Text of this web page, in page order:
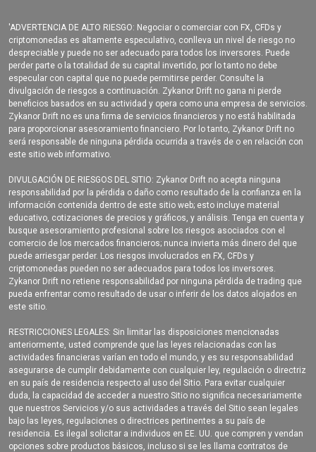
'ADVERTENCIA DE ALTO RIESGO: Negociar o comerciar con FX, CFDs y
criptomonedas es altamente especulativo, conlleva un nivel de riesgo no
despreciable y puede no ser adecuado para todos los inversores. Puede
perder parte o la totalidad de su capital invertido, por lo tanto no debe
especular con capital que no puede permitirse perder. Consulte la
divulgación de riesgos a continuación. Zykanor Drift no gana ni pierde
beneficios basados en su actividad y opera como una empresa de servicios.
Zykanor Drift no es una firma de servicios financieros y no está habilitada
para proporcionar asesoramiento financiero. Por lo tanto, Zykanor Drift no
será responsable de ninguna pérdida ocurrida a través de o en relación con
este sitio web informativo.
DIVULGACIÓN DE RIESGOS DEL SITIO: Zykanor Drift no acepta ninguna
responsabilidad por la pérdida o daño como resultado de la confianza en la
información contenida dentro de este sitio web; esto incluye material
educativo, cotizaciones de precios y gráficos, y análisis. Tenga en cuenta y
busque asesoramiento profesional sobre los riesgos asociados con el
comercio de los mercados financieros; nunca invierta más dinero del que
puede arriesgar perder. Los riesgos involucrados en FX, CFDs y
criptomonedas pueden no ser adecuados para todos los inversores.
Zykanor Drift no retiene responsabilidad por ninguna pérdida de trading que
pueda enfrentar como resultado de usar o inferir de los datos alojados en
este sitio.
RESTRICCIONES LEGALES: Sin limitar las disposiciones mencionadas
anteriormente, usted comprende que las leyes relacionadas con las
actividades financieras varían en todo el mundo, y es su responsabilidad
asegurarse de cumplir debidamente con cualquier ley, regulación o directriz
en su país de residencia respecto al uso del Sitio. Para evitar cualquier
duda, la capacidad de acceder a nuestro Sitio no significa necesariamente
que nuestros Servicios y/o sus actividades a través del Sitio sean legales
bajo las leyes, regulaciones o directrices pertinentes a su país de
residencia. Es ilegal solicitar a individuos en EE. UU. que compren y vendan
opciones sobre productos básicos, incluso si se les llama contratos de